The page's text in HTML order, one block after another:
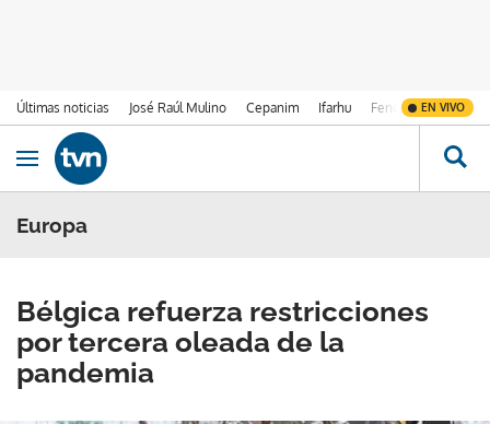
Últimas noticias José Raúl Mulino Cepanim Ifarhu Fenómeno de El
EN VIVO
Ir al contenido
Obrir navegació
Europa
Bélgica refuerza restricciones
por tercera oleada de la
pandemia